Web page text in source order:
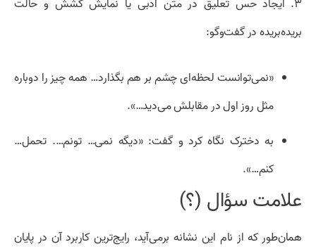
۳. ایجاد حس تعلیق در متن ادبی یا نمایش کشش و حالت
بریده‌بریده در گفت‌وگو:
«نمی‌توانست لحظه‌ای چشم بر هم بگذارد… همه چیز را دوباره
مثل روز اول در مقابلش می‌دید…».
به دخترک نگاه کرد و گفت: «دیگه نمی… تونم…. تحمل…
کنم…».
علامت سؤال (؟)
همان‌طور که از نام این نشانه برمی‌آید، رایج‌ترین کاربرد آن در پایان